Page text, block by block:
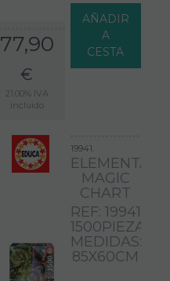
77,90
€
21.00% IVA
incluido
AÑADIR
A
CESTA
19941.
ELEMENTAL
MAGIC
CHART
REF: 19941
1500PIEZAS
MEDIDAS:
85X60CM